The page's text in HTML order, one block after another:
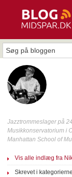
Jazztrommeslager på
Musikkonservatorium i
Manhattan School of
Vis alle indlæg fra
Skrevet i